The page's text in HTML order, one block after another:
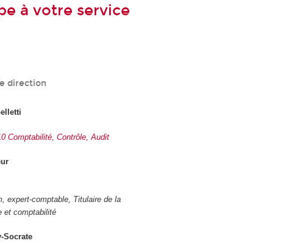
à votre service
direction
Comptabilité, Contrôle, Audit
expert-comptable, Titulaire de la
et comptabilité
Socrate